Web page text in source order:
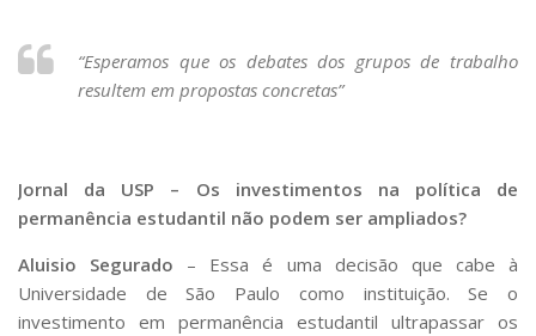
“Esperamos que os debates dos grupos de trabalho
resultem em propostas concretas”
Jornal da USP – Os investimentos na política de
permanência estudantil não podem ser ampliados?
Aluisio Segurado – Essa é uma decisão que cabe à
Universidade de São Paulo como instituição. Se o
investimento em permanência estudantil ultrapassar os